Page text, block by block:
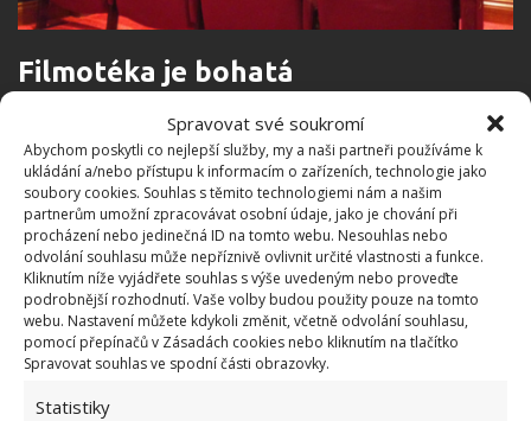
Spravovat své soukromí
Abychom poskytli co nejlepší služby, my a naši partneři používáme k
ukládání a/nebo přístupu k informacím o zařízeních, technologie jako
soubory cookies. Souhlas s těmito technologiemi nám a našim
partnerům umožní zpracovávat osobní údaje, jako je chování při
procházení nebo jedinečná ID na tomto webu. Nesouhlas nebo
odvolání souhlasu může nepříznivě ovlivnit určité vlastnosti a funkce.
Kliknutím níže vyjádřete souhlas s výše uvedeným nebo proveďte
podrobnější rozhodnutí. Vaše volby budou použity pouze na tomto
webu. Nastavení můžete kdykoli změnit, včetně odvolání souhlasu,
pomocí přepínačů v Zásadách cookies nebo kliknutím na tlačítko
Spravovat souhlas ve spodní části obrazovky.
Statistiky
Filmotéka je bohatá
Majitel tohoto domácího kina je skutečným
filmovým fanouškem, což dokládá i jeho opravdu
bohatá filmotéka. Nechybí jak novinky, tak i klasika
nebo řada doslova kultovních filmů. Stačí si jenom
vybrat a usadit se do jednoho z křesel. A to s jistotou,
že vás zde nebudou obtěžovat neslušní a hluční
diváci, jako je tomu v klasickém kinu. Právě tyto
problémy byly také důvodem, proč se muž rozhodl